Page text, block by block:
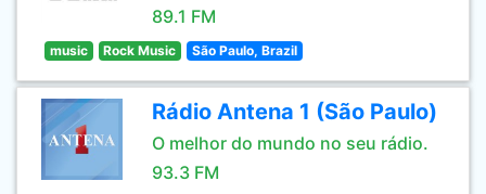
89.1 FM
music Rock Music São Paulo, Brazil
Rádio Antena 1 (São Paulo)
O melhor do mundo no seu rádio.
93.3 FM